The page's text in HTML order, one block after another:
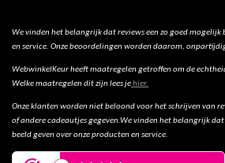
We vinden het belangrijk dat reviews een zo goed mogelijk
en service. Onze beoordelingen worden daarom,
WebwinkelKeur heeft maatregelen getroffen om de
Welke maatregelen dit zijn lees jehier.
Onze klanten worden niet beloond voor het schrijven van
of andere cadeautjes gegeven.We vinden het belangrijk
beeld geven over onze producten en service.